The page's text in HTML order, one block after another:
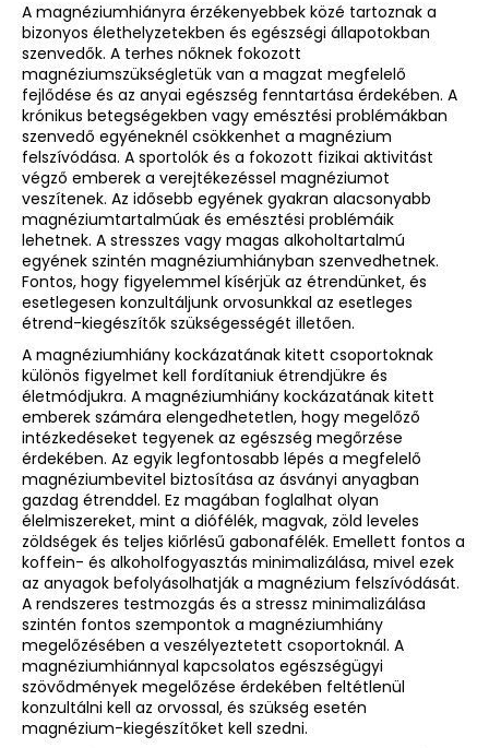
A magnéziumhiányra érzékenyebbek közé tartoznak a
bizonyos élethelyzetekben és egészségi állapotokban
szenvedők. A terhes nőknek fokozott
magnéziumszükségletük van a magzat megfelelő
fejlődése és az anyai egészség fenntartása érdekében. A
krónikus betegségekben vagy emésztési problémákban
szenvedő egyéneknél csökkenhet a magnézium
felszívódása. A sportolók és a fokozott fizikai aktivitást
végző emberek a verejtékezéssel magnéziumot
veszítenek. Az idősebb egyének gyakran alacsonyabb
magnéziumtartalmúak és emésztési problémáik
lehetnek. A stresszes vagy magas alkoholtartalmú
egyének szintén magnéziumhiányban szenvedhetnek.
Fontos, hogy figyelemmel kísérjük az étrendünket, és
esetlegesen konzultáljunk orvosunkkal az esetleges
étrend-kiegészítők szükségességét illetően.
A magnéziumhiány kockázatának kitett csoportoknak
különös figyelmet kell fordítaniuk étrendjükre és
életmódjukra. A magnéziumhiány kockázatának kitett
emberek számára elengedhetetlen, hogy megelőző
intézkedéseket tegyenek az egészség megőrzése
érdekében. Az egyik legfontosabb lépés a megfelelő
magnéziumbevitel biztosítása az ásványi anyagban
gazdag étrenddel. Ez magában foglalhat olyan
élelmiszereket, mint a diófélék, magvak, zöld leveles
zöldségek és teljes kiőrlésű gabonafélék. Emellett fontos a
koffein- és alkoholfogyasztás minimalizálása, mivel ezek
az anyagok befolyásolhatják a magnézium felszívódását.
A rendszeres testmozgás és a stressz minimalizálása
szintén fontos szempontok a magnéziumhiány
megelőzésében a veszélyeztetett csoportoknál. A
magnéziumhiánnyal kapcsolatos egészségügyi
szövődmények megelőzése érdekében feltétlenül
konzultálni kell az orvossal, és szükség esetén
magnézium-kiegészítőket kell szedni.